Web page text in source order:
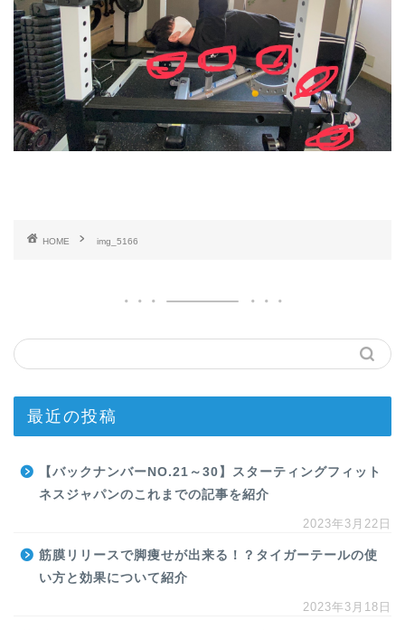
HOME img_5166
最近の投稿
【バックナンバーNO.21～30】スターティングフィット
ネスジャパンのこれまでの記事を紹介
2023年3月22日
筋膜リリースで脚痩せが出来る！？タイガーテールの使
い方と効果について紹介
2023年3月18日